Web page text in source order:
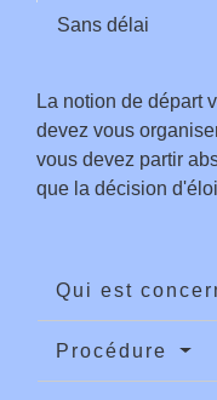
Sans délai
La notion de départ
devez vous
vous devez partir
que la décision
Qui est
Procédure